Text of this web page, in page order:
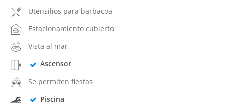
Utensilios para barbacoa
Estacionamiento cubierto
Vista al mar
Ascensor
Se permiten fiestas
Piscina